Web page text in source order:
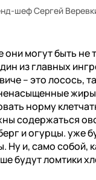
шеф Сергей
они могут быть не
из главных
– это лосось,
норму
содержаться
и огурцы. уже
Ну и, само собой,
будут ломтики